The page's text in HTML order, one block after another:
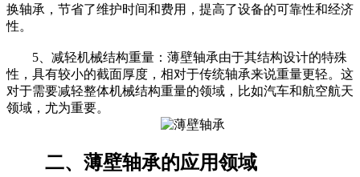
换轴承，节省了维护时间和费用，提高了设备的可靠性和经济
性。
5、减轻机械结构重量：薄壁轴承由于其结构设计的特殊
性，具有较小的截面厚度，相对于传统轴承来说重量更轻。这
对于需要减轻整体机械结构重量的领域，比如汽车和航空航天
领域，尤为重要。
二、薄壁轴承的应用领域